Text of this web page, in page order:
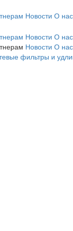
Новости О нас
Новости О нас
Новости О нас
фильтры и